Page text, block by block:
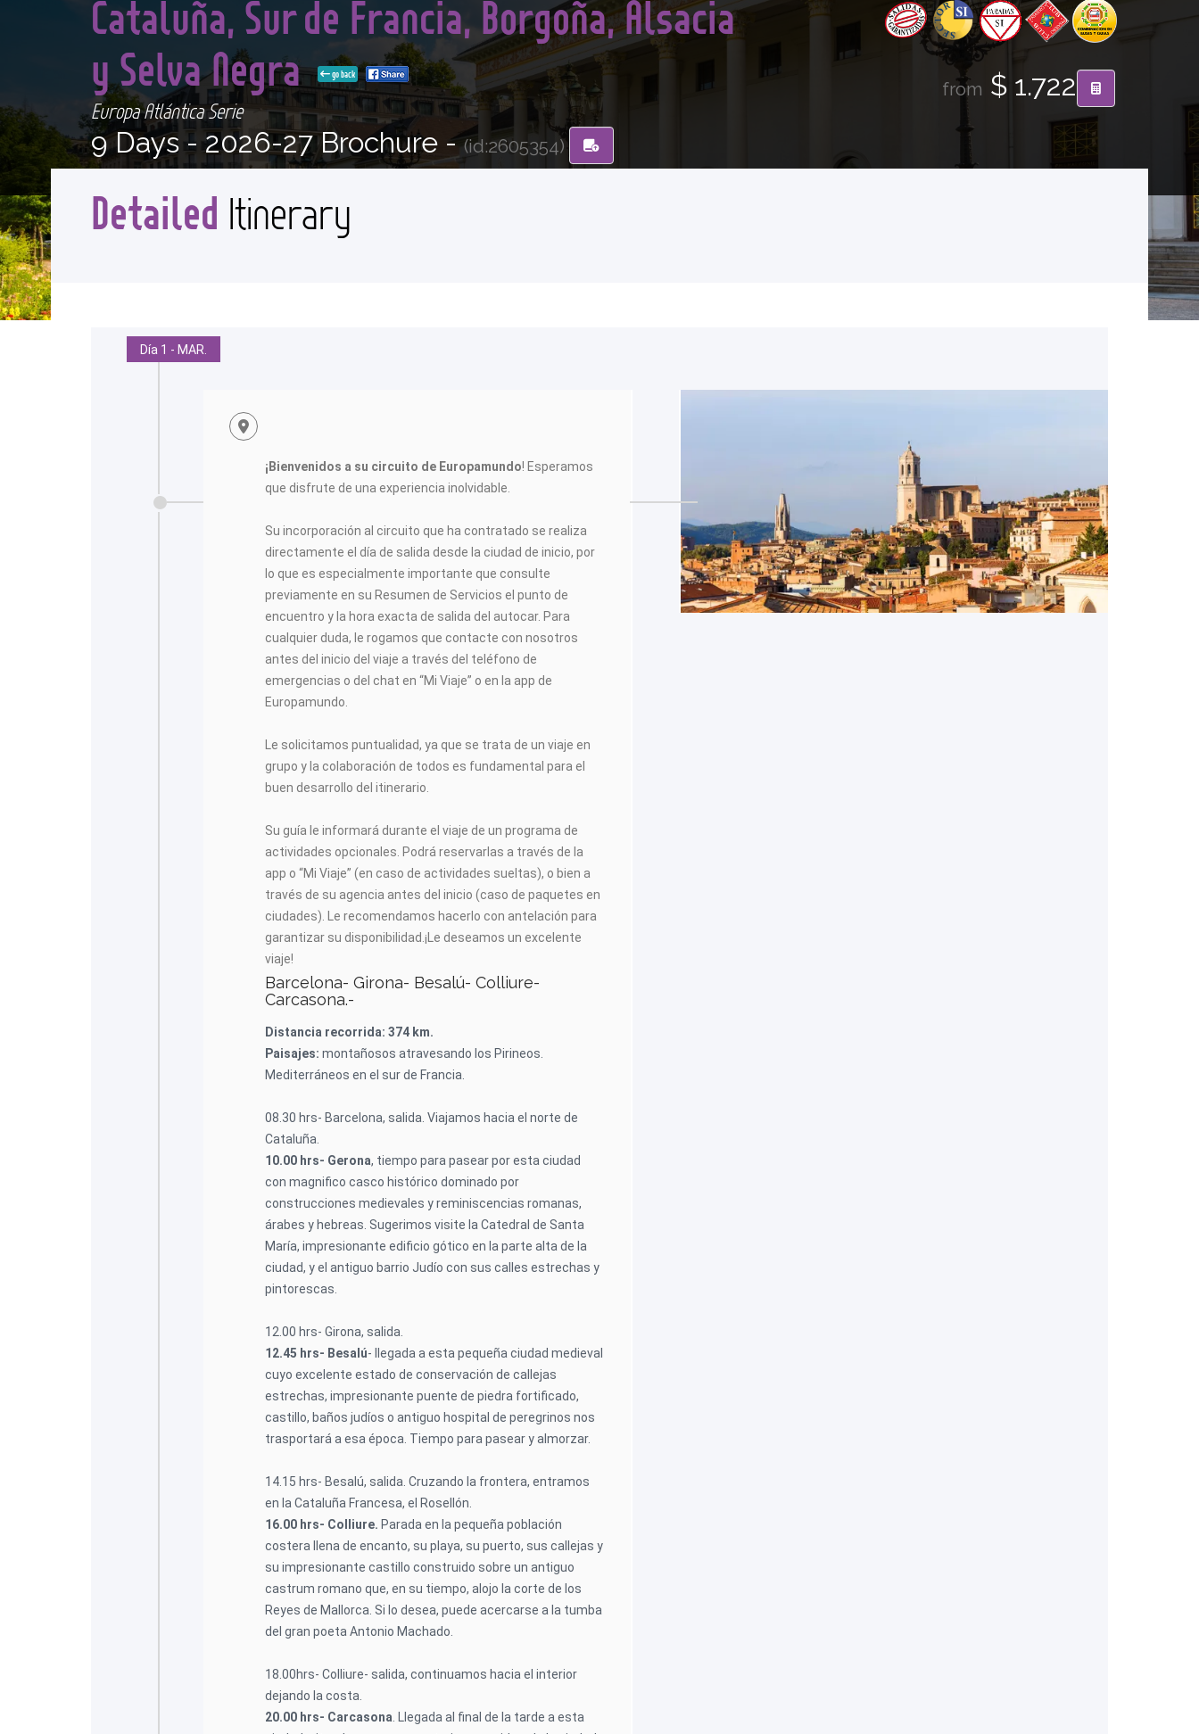
Cataluña, Sur de Francia, Borgoña, Alsacia
y Selva Negra
go back
Europa Atlántica Serie
9 Days -2026-27 Brochure -(id:2605354)
from $ 1.722
Detailed Itinerary
Día 1 - MAR.
¡Bienvenidos a su circuito de Europamundo! Esperamos
que disfrute de una experiencia inolvidable.
Su incorporación al circuito que ha contratado se realiza
directamente el día de salida desde la ciudad de inicio, por
lo que es especialmente importante que consulte
previamente en su Resumen de Servicios el punto de
encuentro y la hora exacta de salida del autocar. Para
cualquier duda, le rogamos que contacte con nosotros
antes del inicio del viaje a través del teléfono de
emergencias o del chat en “Mi Viaje” o en la app de
Europamundo.
Le solicitamos puntualidad, ya que se trata de un viaje en
grupo y la colaboración de todos es fundamental para el
buen desarrollo del itinerario.
Su guía le informará durante el viaje de un programa de
actividades opcionales. Podrá reservarlas a través de la
app o “Mi Viaje” (en caso de actividades sueltas), o bien a
través de su agencia antes del inicio (caso de paquetes en
ciudades). Le recomendamos hacerlo con antelación para
garantizar su disponibilidad.¡Le deseamos un excelente
viaje!
Barcelona- Girona- Besalú- Colliure-
Carcasona.-
Distancia recorrida: 374 km.
Paisajes:montañosos atravesando los Pirineos.
Mediterráneos en el sur de Francia.
08.30 hrs- Barcelona, salida. Viajamos hacia el norte de
Cataluña.
10.00 hrs- Gerona, tiempo para pasear por esta ciudad
con magnifico casco histórico dominado por
construcciones medievales y reminiscencias romanas,
árabes y hebreas. Sugerimos visite la Catedral de Santa
María, impresionante edificio gótico en la parte alta de la
ciudad, y el antiguo barrio Judío con sus calles estrechas y
pintorescas.
12.00 hrs- Girona, salida.
12.45 hrs- Besalú- llegada a esta pequeña ciudad medieval
cuyo excelente estado de conservación de callejas
estrechas, impresionante puente de piedra fortificado,
castillo, baños judíos o antiguo hospital de peregrinos nos
trasportará a esa época. Tiempo para pasear y almorzar.
14.15 hrs- Besalú, salida. Cruzando la frontera, entramos
en la Cataluña Francesa, el Rosellón.
16.00 hrs- Colliure. Parada en la pequeña población
costera llena de encanto, su playa, su puerto, sus callejas y
su impresionante castillo construido sobre un antiguo
castrum romano que, en su tiempo, alojo la corte de los
Reyes de Mallorca. Si lo desea, puede acercarse a la tumba
del gran poeta Antonio Machado.
18.00hrs- Colliure- salida, continuamos hacia el interior
dejando la costa.
20.00 hrs- Carcasona . Llegada al final de la tarde a esta